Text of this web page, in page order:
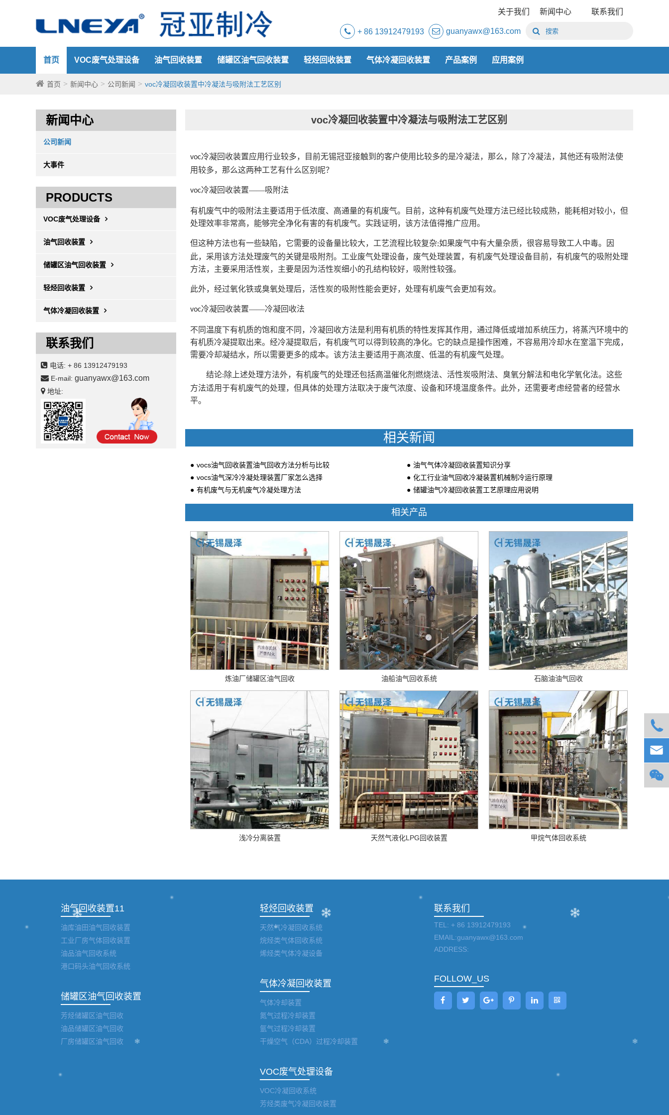
关于我们 新闻中心 联系我们
+ 86 13912479193 guanyawx@163.com
首页 VOC废气处理设备 油气回收装置 储罐区油气回收装置 轻烃回收装置 气体冷凝回收装置 产品案例 应用案例
首页 新闻中心 公司新闻 voc冷凝回收装置中冷凝法与吸附法工艺区别
voc冷凝回收装置中冷凝法与吸附法工艺区别
voc冷凝回收装置应用行业较多，目前无锡冠亚接触到的客户使用比较多的是冷凝法，那么，除了冷凝法，其他还有吸附法使
用较多，那么这两种工艺有什么区别呢？
voc冷凝回收装置——吸附法
有机废气中的吸附法主要适用于低浓度、高通量的有机废气。目前，这种有机废气处理方法已经比较成熟，能耗相对较小，但
处理效率非常高，能够完全净化有害的有机废气。实践证明，该方法值得推广应用。
但这种方法也有一些缺陷，它需要的设备量比较大，工艺流程比较复杂;如果废气中有大量杂质，很容易导致工人中毒。因
此，采用该方法处理废气的关键是吸附剂。工业废气处理设备，废气处理装置，有机废气处理设备目前，有机废气的吸附处理
方法，主要采用活性炭，主要是因为活性炭细小的孔结构较好，吸附性较强。
此外，经过氧化铁或臭氧处理后，活性炭的吸附性能会更好，处理有机废气会更加有效。
voc冷凝回收装置——冷凝回收法
不同温度下有机质的饱和度不同，冷凝回收方法是利用有机质的特性发挥其作用，通过降低或增加系统压力，将蒸汽环境中的
有机质冷凝提取出来。经冷凝提取后，有机废气可以得到较高的净化。它的缺点是操作困难，不容易用冷却水在室温下完成，
需要冷却凝结水，所以需要更多的成本。该方法主要适用于高浓度、低温的有机废气处理。
结论:除上述处理方法外，有机废气的处理还包括高温催化剂燃烧法、活性炭吸附法、臭氧分解法和电化学氧化法。这些
方法适用于有机废气的处理，但具体的处理方法取决于废气浓度、设备和环境温度条件。此外，还需要考虑经营者的经营水
平。
相关新闻
vocs油气回收装置油气回收方法分析与比较
油气气体冷凝回收装置知识分享
vocs油气深冷冷凝处理装置厂家怎么选择
化工行业油气回收冷凝装置机械制冷运行原理
有机废气与无机废气冷凝处理方法
储罐油气冷凝回收装置工艺原理应用说明
相关产品
炼油厂储罐区油气回收 油船油气回收系统 石脑油油气回收
浅冷分离装置 天然气液化LPG回收装置 甲烷气体回收系统
新闻中心
公司新闻
大事件
PRODUCTS
VOC废气处理设备
油气回收装置
储罐区油气回收装置
轻烃回收装置
气体冷凝回收装置
联系我们
电话: + 86 13912479193
E-mail: guanyawx@163.com
地址:
油气回收装置11
油库油田油气回收装置
工业厂房气体回收装置
油品油气回收系统
港口码头油气回收系统
储罐区油气回收装置
芳烃储罐区油气回收
油品储罐区油气回收
厂房储罐区油气回收
轻烃回收装置
天然气冷凝回收系统
烷烃类气体回收系统
烯烃类气体冷凝设备
气体冷凝回收装置
气体冷却装置
氮气过程冷却装置
氩气过程冷却装置
干燥空气（CDA）过程冷却装置
VOC废气处理设备
VOC冷凝回收系统
芳烃类废气冷凝回收装置
联系我们
TEL: + 86 13912479193
EMAIL:guanyawx@163.com
ADDRESS:
FOLLOW_US


